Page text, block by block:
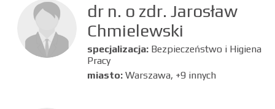
dr n. o zdr. Jarosław
Chmielewski
specjalizacja: Bezpieczeństwo i Higiena
Pracy
miasto: Warszawa, +9 innych